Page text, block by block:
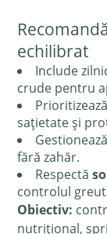
echilibrat
Include
crude pentru
Prioritizează
sațietate și
fără zahăr.
Respectă
controlul
Obiectiv:
nutrițional,